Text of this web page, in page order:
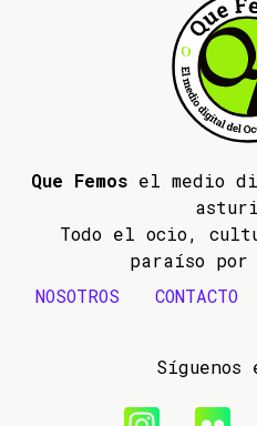
Que Femos el medio
Todo el ocio,
paraíso por
NOSOTROS
CONTACTO
Síguenos